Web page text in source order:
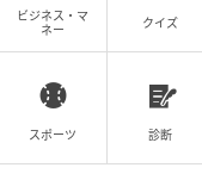
ビジネス・マ
ネー
クイズ
スポーツ 診断